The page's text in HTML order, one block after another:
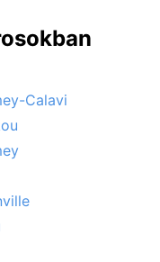
eredményez.
nem kell
helyenként
éghajlata
ritmusának
Calavi